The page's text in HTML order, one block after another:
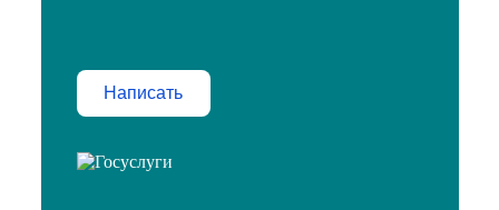
Написать